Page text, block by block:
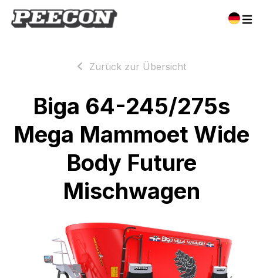
Zurück zur Übersicht
Biga 64-245/275s
Mega Mammoet Wide
Body Future
Mischwagen